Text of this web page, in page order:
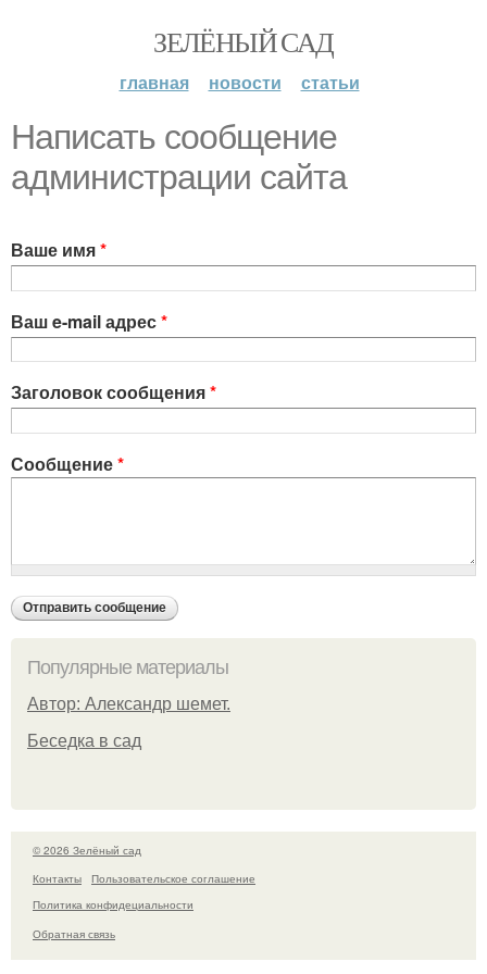
ЗЕЛЁНЫЙ САД
главная новости статьи
Написать сообщение
администрации сайта
Ваше имя*
Ваш e-mail адрес*
Заголовок сообщения*
Сообщение*
Популярные материалы
Автор: Александр шемет.
Беседка в сад
© 2026 Зелёный сад
Контакты
Пользовательское соглашение
Политика конфидециальности
Обратная связь